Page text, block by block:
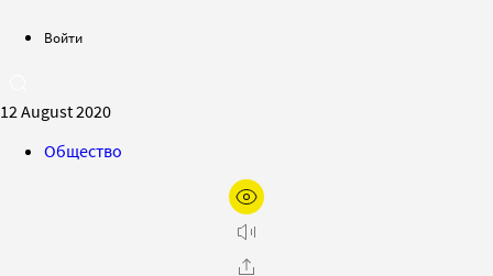
Войти
12 August 2020
Общество